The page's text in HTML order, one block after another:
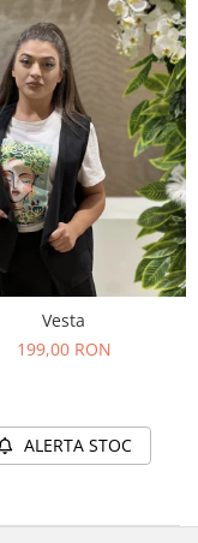
Vesta
199,00 RON
ALERTA STOC